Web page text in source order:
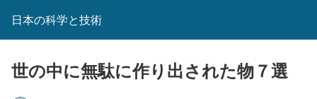
日本の科学と技術
世の中に無駄に作り出された物７選